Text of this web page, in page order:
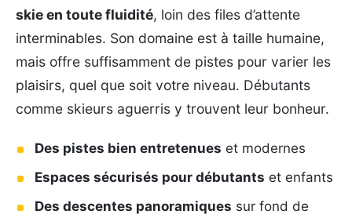
skie en toute fluidité, loin des files d’attente
interminables. Son domaine est à taille humaine,
mais offre suffisamment de pistes pour varier les
plaisirs, quel que soit votre niveau. Débutants
comme skieurs aguerris y trouvent leur bonheur.
Des pistes bien entretenues et modernes
Espaces sécurisés pour débutants et enfants
Des descentes panoramiques sur fond de